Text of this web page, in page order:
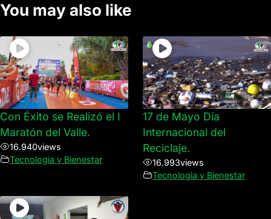
You may also like
Con Éxito se Realizó el I
Maratón del Valle.
16.940views
Tecnologia y Bienestar
17 de Mayo Día
Internacional del
Reciclaje.
16.993views
Tecnologia y Bienestar